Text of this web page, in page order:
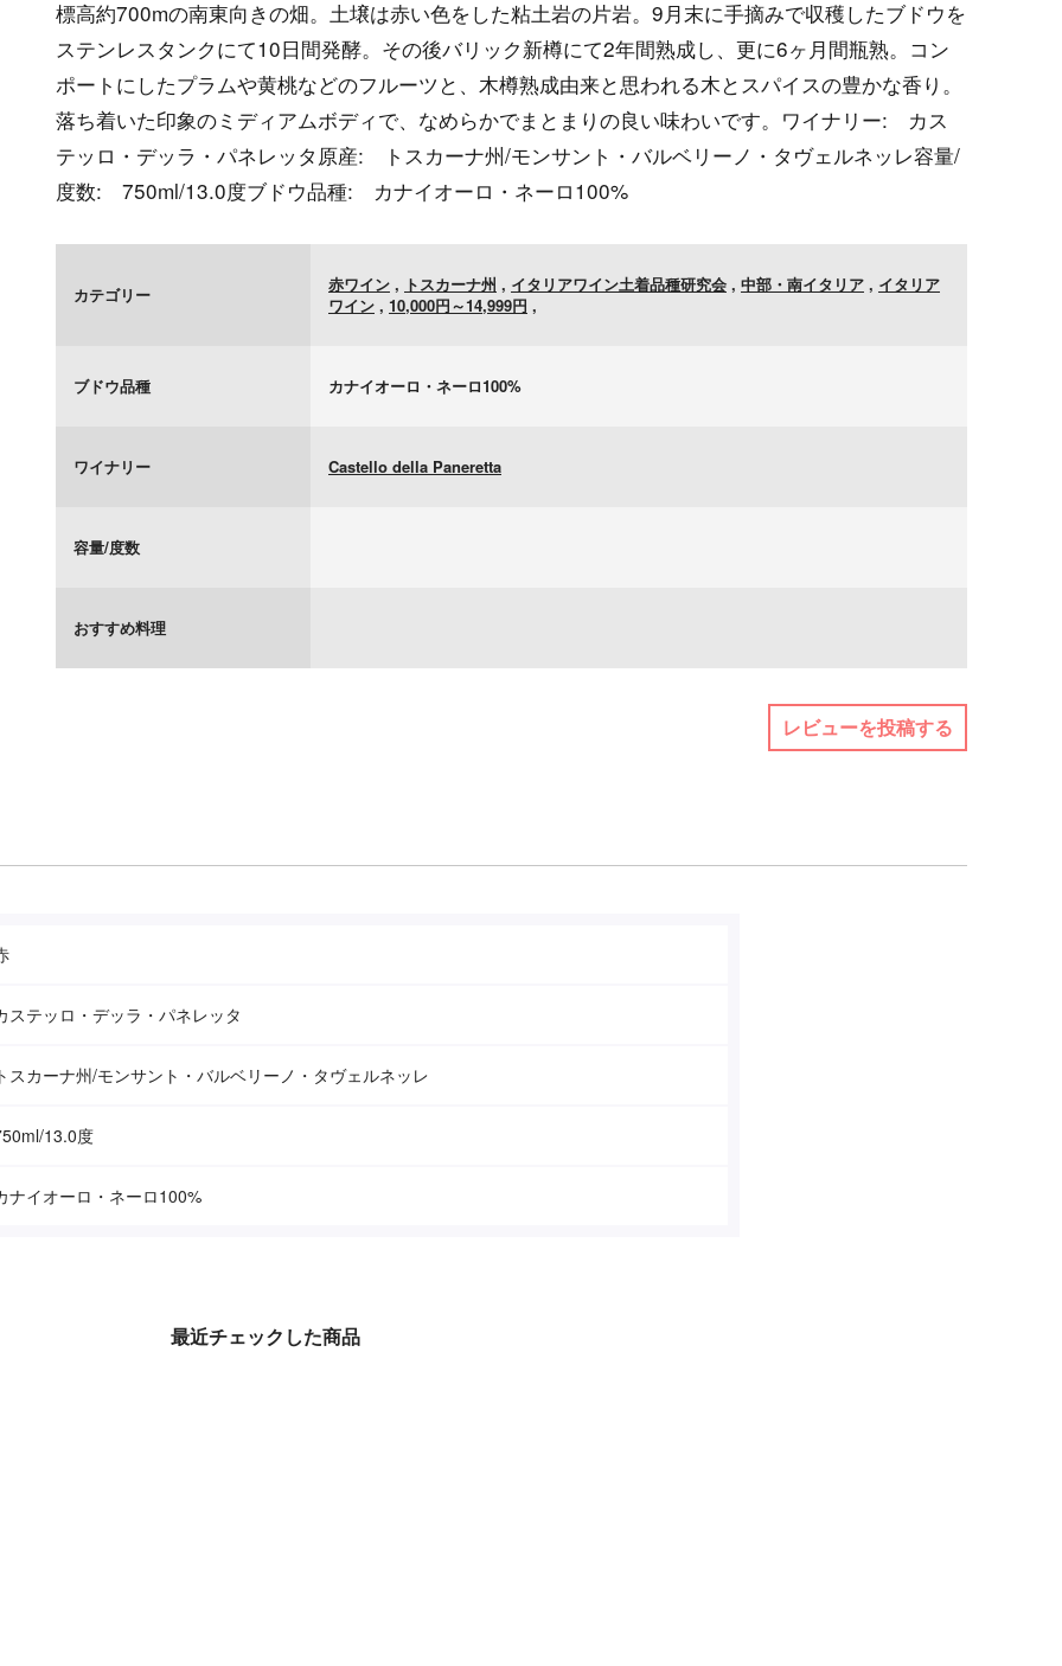
標高約700mの南東向きの畑。土壌は赤い色をした粘土岩の片岩。9月末に手摘みで収穫したブドウを
ステンレスタンクにて10日間発酵。その後バリック新樽にて2年間熟成し、更に6ヶ月間瓶熟。コン
ポートにしたプラムや黄桃などのフルーツと、木樽熟成由来と思われる木とスパイスの豊かな香り。
落ち着いた印象のミディアムボディで、なめらかでまとまりの良い味わいです。ワイナリー: カス
テッロ・デッラ・パネレッタ原産: トスカーナ州/モンサント・バルベリーノ・タヴェルネッレ容量/
度数: 750ml/13.0度ブドウ品種: カナイオーロ・ネーロ100%
カテゴリー 赤ワイン , トスカーナ州 , イタリアワイン土着品種研究会 , 中部・南イタリア , イタリア
ワイン , 10,000円～14,999円 ,
ブドウ品種 カナイオーロ・ネーロ100%
ワイナリー Castello della Paneretta
容量/度数
おすすめ料理
レビューを投稿する
ステッロ・デッラ・パネレッタ
スカーナ州/モンサント・バルベリーノ・タヴェルネッレ
13.0度
ナイオーロ・ネーロ100%
最近チェックした商品